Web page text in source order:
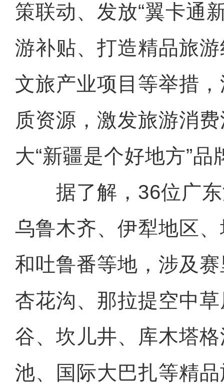
策联动、发放“翼卡通
游补贴、打造精品旅
文旅产业项目等举措
质资源，激发旅游消
大“新疆是个好地方”品
据了解，36位广东
乌鲁木齐、伊犁地区
和吐鲁番等地，涉及
杏花沟、那拉提空中
谷、坎儿井、库木塔
池、国际大巴扎等精
新疆750千伏输变电单体投